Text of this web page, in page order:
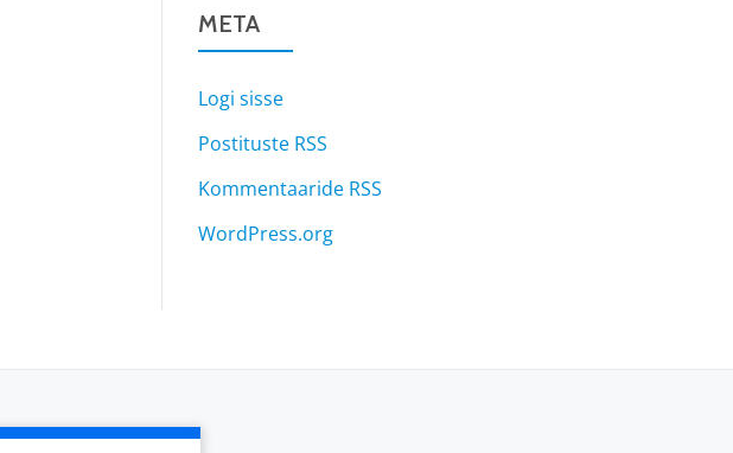
META
Logi sisse
Postituste RSS
Kommentaaride RSS
WordPress.org